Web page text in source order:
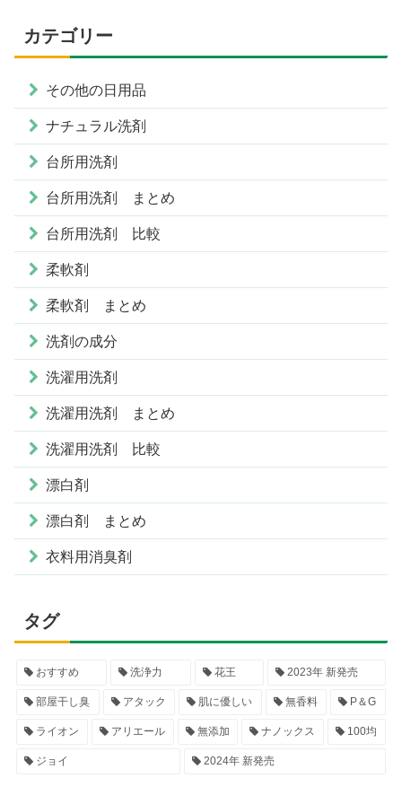
カテゴリー
その他の日用品
ナチュラル洗剤
台所用洗剤
台所用洗剤 まとめ
台所用洗剤 比較
柔軟剤
柔軟剤 まとめ
洗剤の成分
洗濯用洗剤
洗濯用洗剤 まとめ
洗濯用洗剤 比較
漂白剤
漂白剤 まとめ
衣料用消臭剤
タグ
おすすめ 洗浄力 花王 2023年 新発売
部屋干し臭 アタック 肌に優しい 無香料 P＆G
ライオン アリエール 無添加 ナノックス 100均
ジョイ 2024年 新発売